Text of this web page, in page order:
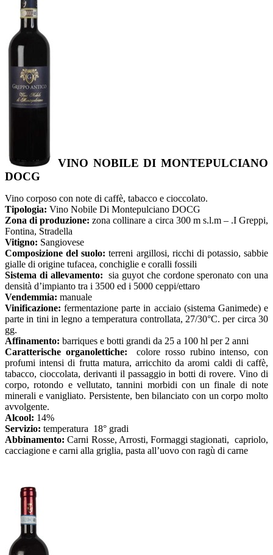
VINO NOBILE DI MONTEPULCIANO
DOCG
Vino corposo con note di caffè, tabacco e cioccolato.
Tipologia: Vino Nobile Di Montepulciano DOCG
Zona di produzione: zona collinare a circa 300 m s.l.m – .I Greppi,
Fontina, Stradella
Vitigno: Sangiovese
Composizione del suolo: terreni argillosi, ricchi di potassio, sabbie
gialle di origine tufacea, conchiglie e coralli fossili
Sistema di allevamento: sia guyot che cordone speronato con una
densità d’impianto tra i 3500 ed i 5000 ceppi/ettaro
Vendemmia: manuale
Vinificazione: fermentazione parte in acciaio (sistema Ganimede) e
parte in tini in legno a temperatura controllata, 27/30°C. per circa 30
gg.
Affinamento: barriques e botti grandi da 25 a 100 hl per 2 anni
Caratterische organolettiche:
colore rosso rubino intenso, con
profumi intensi di frutta matura, arricchito da aromi caldi di caffè,
tabacco, cioccolata, derivanti il passaggio in botti di rovere. Vino di
corpo, rotondo e vellutato, tannini morbidi con un finale di note
minerali e vanigliato. Persistente, ben bilanciato con un corpo molto
avvolgente.
Alcool: 14%
Servizio: temperatura 18° gradi
Abbinamento: Carni Rosse, Arrosti, Formaggi stagionati, capriolo,
cacciagione e carni alla griglia, pasta all’uovo con ragù di carne